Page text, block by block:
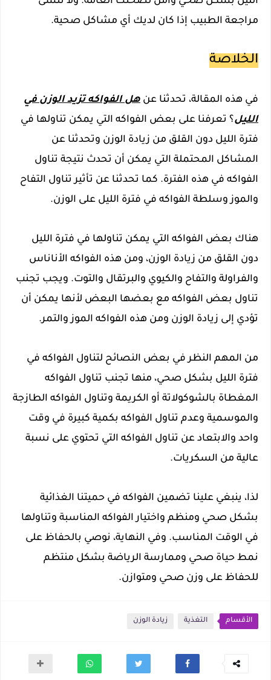
مراجعة الطبيب إذا كان لديك أي مشاكل صحية.
الخلاصة
في هذه المقالة، تحدثنا عن هل الفواكه تزيد الوزن في
الليل؟ تعرفنا على بعض الفواكه التي يمكن تناولها في
فترة الليل دون القلق من زيادة الوزن وتحدثنا عن
المشاكل المحتملة التي يمكن أن تحدث نتيجة تناول
الفواكه في هذه الفترة. كما تحدثنا عن تأثير تناول التفاح
والموز وسلطة الفواكه في فترة الليل على الوزن.
هناك بعض الفواكه التي يمكن تناولها في فترة الليل
دون القلق من زيادة الوزن، ومن هذه الفواكه الأناناس
والفراولة والتفاح والكيوي والبرتقال والتوت. ويجب تجنب
تناول بعض الفواكه مع بعضها البعض لأنها يمكن أن
تؤدي إلى زيادة الوزن ومن هذه الفواكه الموز والتمر.
من المهم النظر في بعض النصائح لتناول الفواكه في
فترة الليل بشكل صحي، منها تجنب تناول الفواكه
المغطاة بالشوكولاتة أو الكريمة وتناول الفواكه الطازجة
والموسمية وعدم تناول الفواكه بكمية كبيرة في وقت
واحد والابتعاد عن تناول الفواكه التي تحتوي على نسبة
عالية من السكريات.
لذا، ينبغي علينا تضمين الفواكه في حميتنا الغذائية
بشكل صحي ومنظم واختيار الفواكه المناسبة وتناولها
في الوقت المناسب. وفي النهاية، نوصي بالحفاظ على
نمط حياة صحي وممارسة الرياضة بشكل منتظم
للحفاظ على وزن صحي ومتوازن.
الأقسام التغذية زيادة الوزن